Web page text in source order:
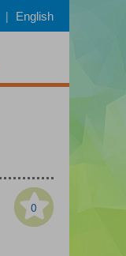
| English
0